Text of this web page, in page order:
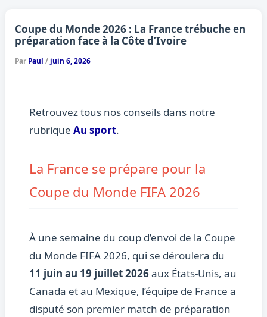
Coupe du Monde 2026 : La France trébuche en
préparation face à la Côte d’Ivoire
Par Paul / juin 6, 2026
Retrouvez tous nos conseils dans notre
rubrique Au sport.
La France se prépare pour la
Coupe du Monde FIFA 2026
À une semaine du coup d’envoi de la Coupe
du Monde FIFA 2026, qui se déroulera du
11 juin au 19 juillet 2026aux États-Unis, au
Canada et au Mexique, l’équipe de France a
disputé son premier match de préparation